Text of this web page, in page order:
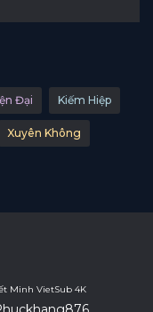
Đại Kiếm Hiệp
Xuyên Không
Minh VietSub 4K